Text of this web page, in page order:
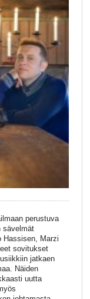
perustuva
sävelmät
Hassisen, Marzi
sovitukset
jatkaen
Näiden
uutta